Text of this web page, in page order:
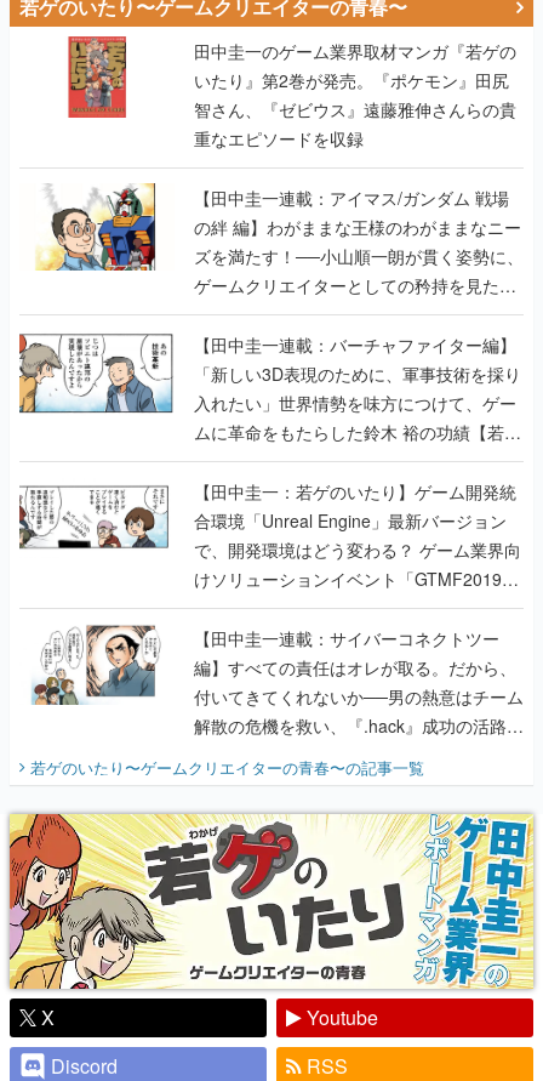
若ゲのいたり〜ゲームクリエイターの青春〜
田中圭一のゲーム業界取材マンガ『若ゲの
いたり』第2巻が発売。『ポケモン』田尻
智さん、『ゼビウス』遠藤雅伸さんらの貴
重なエピソードを収録
【田中圭一連載：アイマス/ガンダム 戦場
の絆 編】わがままな王様のわがままなニー
ズを満たす！──小山順一朗が貫く姿勢に、
ゲームクリエイターとしての矜持を見た
【若ゲのいたり最終回】
【田中圭一連載：バーチャファイター編】
「新しい3D表現のために、軍事技術を採り
入れたい」世界情勢を味方につけて、ゲー
ムに革命をもたらした鈴木 裕の功績【若ゲ
のいたり】
【田中圭一：若ゲのいたり】ゲーム開発統
合環境「Unreal Engine」最新バージョン
で、開発環境はどう変わる？ ゲーム業界向
けソリューションイベント「GTMF2019」
に行って、より理解を深めよう【PR】
【田中圭一連載：サイバーコネクトツー
編】すべての責任はオレが取る。だから、
付いてきてくれないか──男の熱意はチーム
解散の危機を救い、『.hack』成功の活路を
『少年ジャンプ』色だった【若ゲのいた
り】
若ゲのいたり〜ゲームクリエイターの青春〜の記事一覧
X
Youtube
Discord
RSS